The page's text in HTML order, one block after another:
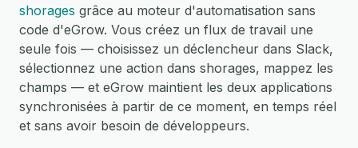
shorages grâce au moteur d'automatisation sans
code d'eGrow. Vous créez un flux de travail une
seule fois — choisissez un déclencheur dans Slack,
sélectionnez une action dans shorages, mappez les
champs — et eGrow maintient les deux applications
synchronisées à partir de ce moment, en temps réel
et sans avoir besoin de développeurs.